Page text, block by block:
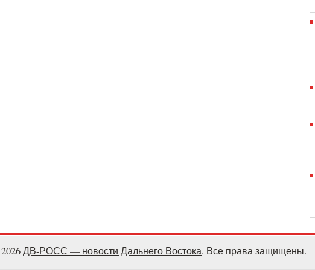
ДВ-РОСС — новости Дальнего Востока. Все права защищены.